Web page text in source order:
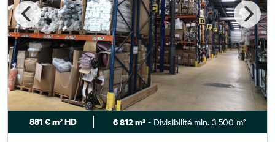
881 € m² HD 6 812 m² - Divisibilité min. 3 500 m²